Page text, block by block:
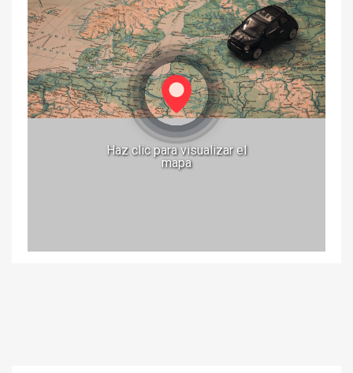
Haz clic para visualizar el
mapa